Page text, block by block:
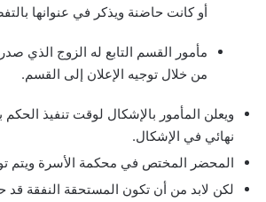
أو كانت حاضنة ويذكر في عنوانها
مأمور القسم التابع له الزوج الذي
من خلال توجيه الإعلان إلى القسم.
ويعلن المأمور بالإشكال لوقت تنفيذ
نهائي في الإشكال.
المحضر المختص في محكمة الأسرة ويتم
لكن لابد من أن تكون المستحقة النفقة